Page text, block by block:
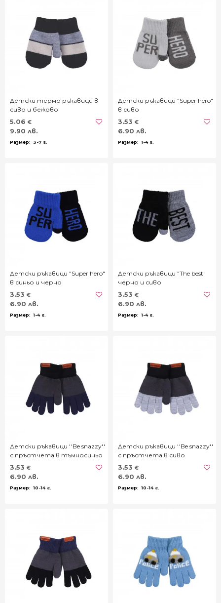
Детски термо ръкавици в
сиво и бежово
5.06 €
9.90 лв.
3-7 г.
Детски ръкавици "Super hero"
в сиво
3.53 €
6.90 лв.
1-4 г.
Детски ръкавици "Super hero"
в синьо и черно
3.53 €
6.90 лв.
1-4 г.
Детски ръкавици "The best"
черно и сиво
3.53 €
6.90 лв.
1-4 г.
Детски ръкавици ''Be snazzy''
с пръстчета в тъмносиньо
3.53 €
6.90 лв.
10-14 г.
Детски ръкавици ''Be snazzy''
с пръстчета в сиво
3.53 €
6.90 лв.
10-14 г.